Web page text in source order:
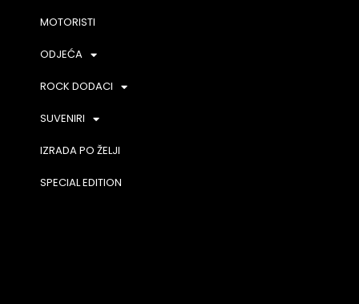
MOTORISTI
ODJEĆA
ROCK DODACI
SUVENIRI
IZRADA PO ŽELJI
SPECIAL EDITION